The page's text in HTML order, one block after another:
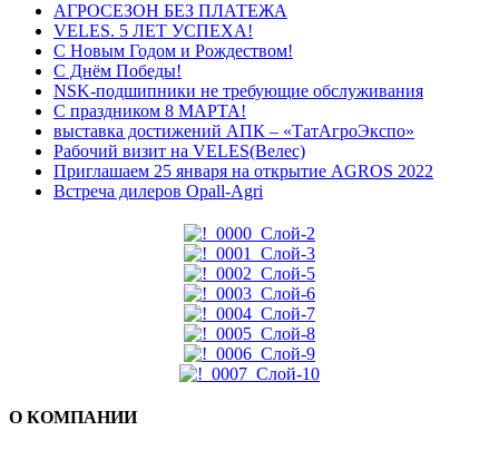
АГРОСЕЗОН БЕЗ ПЛАТЕЖА
VELES. 5 ЛЕТ УСПЕХА!
С Новым Годом и Рождеством!
С Днём Победы!
NSK-подшипники не требующие обслуживания
С праздником 8 МАРТА!
выставка достижений АПК – «ТатАгроЭкспо»
Рабочий визит на VELES(Велес)
Приглашаем 25 января на открытие AGROS 2022
Встреча дилеров Opall-Agri
О КОМПАНИИ